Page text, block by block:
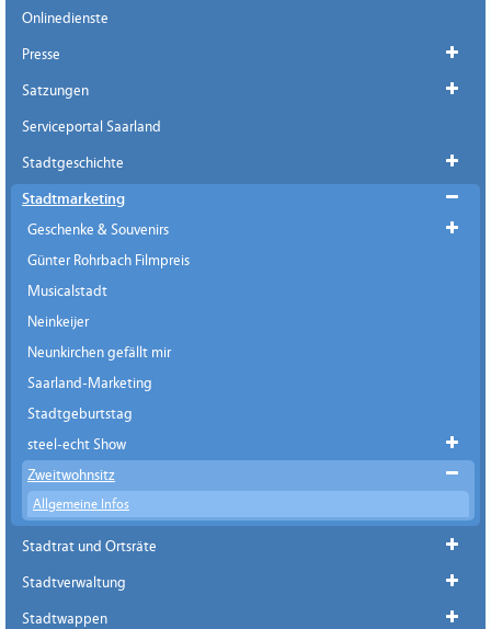
Onlinedienste
Presse
Satzungen
Serviceportal Saarland
Stadtgeschichte
Stadtmarketing
Geschenke & Souvenirs
Günter Rohrbach Filmpreis
Musicalstadt
Neinkeijer
Neunkirchen gefällt mir
Saarland-Marketing
Stadtgeburtstag
steel-echt Show
Zweitwohnsitz
Allgemeine Infos
Stadtrat und Ortsräte
Stadtverwaltung
Stadtwappen